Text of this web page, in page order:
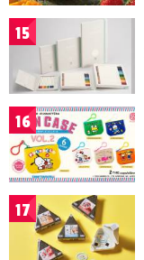
15
16
17